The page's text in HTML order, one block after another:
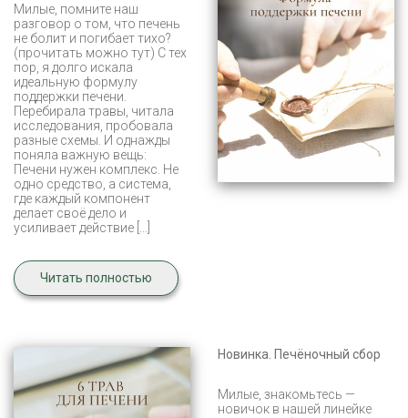
Милые, помните наш
разговор о том, что печень
не болит и погибает тихо?
(прочитать можно тут) С тех
пор, я долго искала
идеальную формулу
поддержки печени.
Перебирала травы, читала
исследования, пробовала
разные схемы. И однажды
поняла важную вещь:
Печени нужен комплекс. Не
одно средство, а система,
где каждый компонент
делает своё дело и
усиливает действие […]
Читать полностью
Новинка. Печёночный сбор
Милые, знакомьтесь —
новичок в нашей линейке